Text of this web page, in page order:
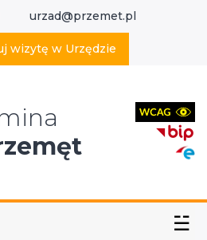
urzad@przemet.pl
wizytę w Urzędzie
☱